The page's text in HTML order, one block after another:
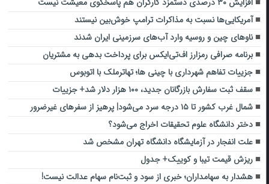
آمریکایی‌ها نسبت به مذاکرات ترامپ خوش‌بین نیستند
ناوهای چین و روسیه وارد آب‌های سرزمینی ایران شدند
برنامه صرافی رمزارز اف‌تی‌ایکس برای پرداخت بدهی‌ به مشتریان
جزییات تفاهم شهرداری با چینی ها؛ تهاترملک با اتوبوس
سقف ثبت سفارش بازرگانان جدید، ۱۰۰ هزار دلار شد+ جزییات
شمال غرب کشور تا ۱۵ درجه سرد می‌شود| پرهیز از سفرهای غیرضرور
دختر دانشگاه علوم تحقیقات اخراج می‌شود؟
علت انفجار در آزمایشگاه دانشگاه تهران مشخص شد
ریزش قیمت تیبا و کوییک+ جدول
هشدار به سهامداران؛ خبری از سود و ثبت‌نام سهام عدالت نیست!